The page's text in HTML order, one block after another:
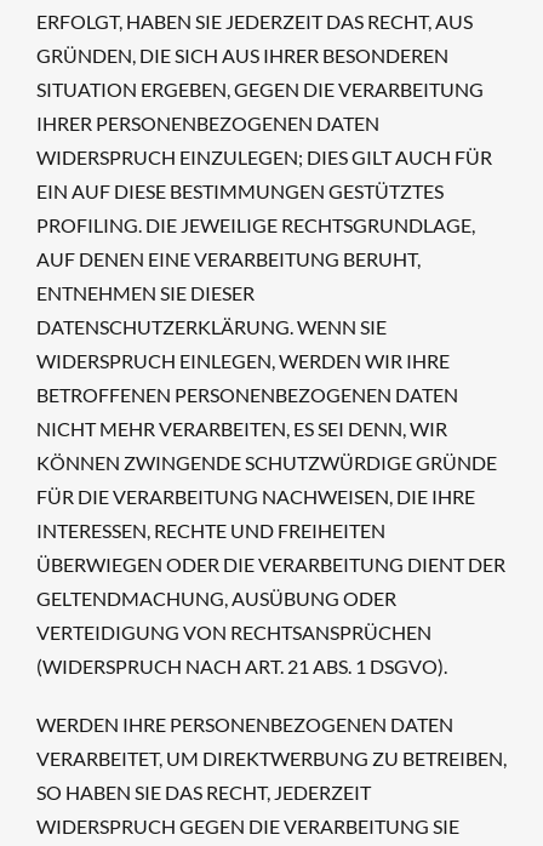
ERFOLGT, HABEN SIE JEDERZEIT DAS RECHT, AUS
GRÜNDEN, DIE SICH AUS IHRER BESONDEREN
SITUATION ERGEBEN, GEGEN DIE VERARBEITUNG
IHRER PERSONENBEZOGENEN DATEN
WIDERSPRUCH EINZULEGEN; DIES GILT AUCH FÜR
EIN AUF DIESE BESTIMMUNGEN GESTÜTZTES
PROFILING. DIE JEWEILIGE RECHTSGRUNDLAGE,
AUF DENEN EINE VERARBEITUNG BERUHT,
ENTNEHMEN SIE DIESER
DATENSCHUTZERKLÄRUNG. WENN SIE
WIDERSPRUCH EINLEGEN, WERDEN WIR IHRE
BETROFFENEN PERSONENBEZOGENEN DATEN
NICHT MEHR VERARBEITEN, ES SEI DENN, WIR
KÖNNEN ZWINGENDE SCHUTZWÜRDIGE GRÜNDE
FÜR DIE VERARBEITUNG NACHWEISEN, DIE IHRE
INTERESSEN, RECHTE UND FREIHEITEN
ÜBERWIEGEN ODER DIE VERARBEITUNG DIENT DER
GELTENDMACHUNG, AUSÜBUNG ODER
VERTEIDIGUNG VON RECHTSANSPRÜCHEN
(WIDERSPRUCH NACH ART. 21 ABS. 1 DSGVO).
WERDEN IHRE PERSONENBEZOGENEN DATEN
VERARBEITET, UM DIREKTWERBUNG ZU BETREIBEN,
SO HABEN SIE DAS RECHT, JEDERZEIT
WIDERSPRUCH GEGEN DIE VERARBEITUNG SIE